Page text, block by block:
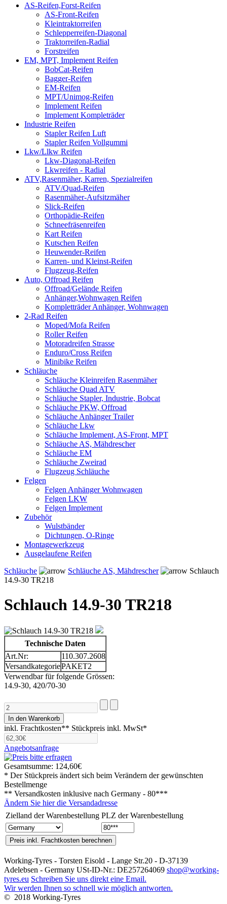
AS-Reifen,Forst-Reifen
AS-Front-Reifen
Kleintraktorreifen
Schlepperreifen-Diagonal
Traktorreifen-Radial
Forstreifen
EM, MPT, Implement Reifen
BobCat-Reifen
Bagger-Reifen
EM-Reifen
MPT/Unimog-Reifen
Implement Reifen
Implement Kompleträder
Industrie Reifen
Stapler Reifen Luft
Stapler Reifen Vollgummi
Lkw/Llkw Reifen
Lkw-Diagonal-Reifen
Lkwreifen - Radial
ATV,Rasenmäher, Karren, Spezialreifen
ATV/Quad-Reifen
Rasenmäher-Aufsitzmäher
Slick-Reifen
Orthopädie-Reifen
Schneefräsenreifen
Kart Reifen
Kutschen Reifen
Heuwender-Reifen
Karren- und Kleinst-Reifen
Flugzeug-Reifen
Auto, Offroad Reifen
Offroad/Gelände Reifen
Anhänger,Wohnwagen Reifen
Kompletträder Anhänger, Wohnwagen
2-Rad Reifen
Moped/Mofa Reifen
Roller Reifen
Motoradreifen Strasse
Enduro/Cross Reifen
Minibike Reifen
Schläuche
Schläuche Kleinreifen Rasenmäher
Schläuche Quad ATV
Schläuche Stapler, Industrie, Bobcat
Schläuche PKW, Offroad
Schläuche Anhänger Trailer
Schläuche Lkw
Schläuche Implement, AS-Front, MPT
Schläuche AS, Mähdrescher
Schläuche EM
Schläuche Zweirad
Flugzeug Schläuche
Felgen
Felgen Anhänger Wohnwagen
Felgen LKW
Felgen Implement
Zubehör
Wulstbänder
Dichtungen, O-Ringe
Montagewerkzeug
Ausgelaufene Reifen
Schläuche
Schläuche AS, Mähdrescher
Schlauch
14.9-30 TR218
Schlauch 14.9-30 TR218
Technische Daten
Art.Nr:
110.307.2608
VersandkategoriePAKET2
Verwendbar für folgende Grössen:
14.9-30, 420/70-30
inkl. Frachtkosten** Stückpreis inkl. MwSt*
Angebotsanfrage
Gesamtsumme: 124,60€
* Der Stückpreis ändert sich beim Verändern der gewünschten
Bestellmenge
** Versandkosten inklusive nach Germany - 80***
Ändern Sie hier die Versandadresse
Zielland der Warenbestellung PLZ der Warenbestellung
Working-Tyres - Torsten Eisold - Lange Str.20 - D-37139
Adelebsen - Germany USt-ID-Nr.: DE257264069 shop@working-
tyres.eu Schreiben Sie uns direkt eine Email.
Wir werden Ihnen so schnell wie möglich antworten.
© 2018 Working-Tyres